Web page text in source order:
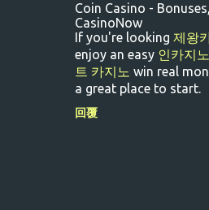
Coin Casino -
CasinoNow
If you're looking 제왕
enjoy an easy 인카지노
트 카지노 win real
a great place to start.
回覆